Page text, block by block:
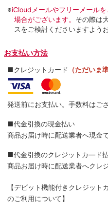
※iCloudメールやフリーメール
場合がございます。 その際は
スをご検討くださいますよう
お支払い方法
■クレジットカード （ただいま
発送前にお支払い。手数料はご
■代金引換の現金払い
商品お届け時に配送業者へ現金
■代金引換のクレジットカ―ド
商品お届け時に配送業者へクレ
【デビット機能付きクレジット
のご利用について】